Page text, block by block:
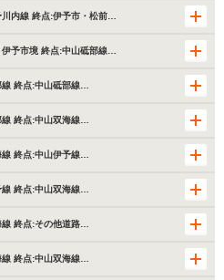
内線 終点:伊予市・松前…
予市境 終点:中山砥部線…
線 終点:中山砥部線…
線 終点:中山双海線…
線 終点:中山伊予線…
線 終点:中山双海線…
線 終点:その他道路…
線 終点:中山双海線…